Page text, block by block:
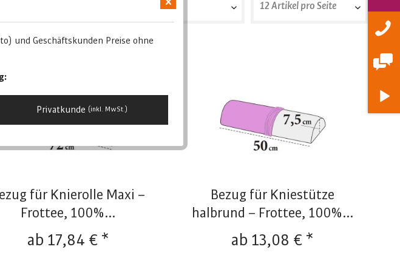
Position 12 Artikel pro Seite
für Knierolle Maxi –
Frottee, 100%...
ab 17,84 € *
Bezug für Kniestütze
halbrund – Frottee, 100%...
ab 13,08 € *
und Geschäftskunden Preise ohne
Privatkunde (inkl. MwSt.)